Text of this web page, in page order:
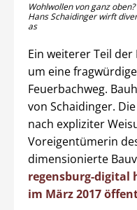
Wohlwollen von ganz
Hans Schaidinger wirft
as
Ein weiterer Teil
um eine
Feuerbachweg.
von Schaidinger.
nach expliziter
Voreigentümerin
dimensionierte
regensburg-digital
im März 2017